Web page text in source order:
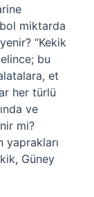
miktarda
“Kekik
bu
et
her türlü
ve
mi?
yaprakları
Güney